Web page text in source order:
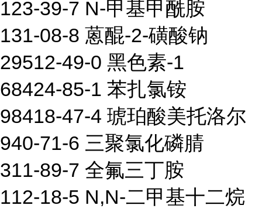
123-39-7 N-甲基甲酰胺
131-08-8 蒽醌-2-磺酸钠
29512-49-0 黑色素-1
68424-85-1 苯扎氯铵
98418-47-4 琥珀酸美托洛尔
940-71-6 三聚氯化磷腈
311-89-7 全氟三丁胺
112-18-5 N,N-二甲基十二烷